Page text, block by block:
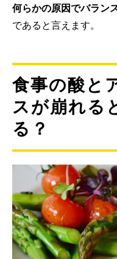
何らかの原因でバラン
であると言えます。
食事の酸と
スが崩れる
る？